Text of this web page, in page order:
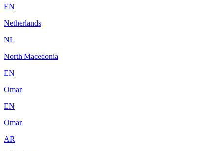
EN
Netherlands
NL
North Macedonia
EN
Oman
EN
Oman
AR